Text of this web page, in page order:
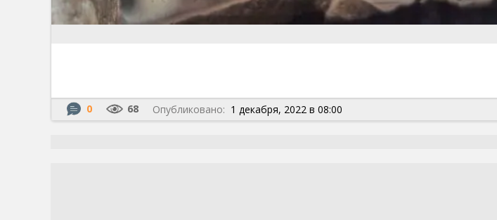
0 68 Опубликовано: 1 декабря, 2022 в 08:00